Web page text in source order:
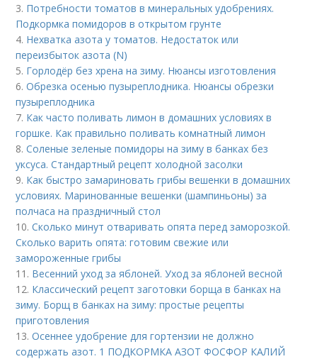
3. Потребности томатов в минеральных удобрениях.
Подкормка помидоров в открытом грунте
4. Нехватка азота у томатов. Недостаток или
переизбыток азота (N)
5. Горлодёр без хрена на зиму. Нюансы изготовления
6.Обрезка осенью пузыреплодника. Нюансы обрезки
пузыреплодника
7. Как часто поливать лимон в домашних условиях в
горшке. Как правильно поливать комнатный лимон
8.Соленые зеленые помидоры на зиму в банках без
уксуса. Стандартный рецепт холодной засолки
9. Как быстро замариновать грибы вешенки в домашних
условиях. Маринованные вешенки (шампиньоны) за
полчаса на праздничный стол
10.Сколько минут отваривать опята перед заморозкой.
Сколько варить опята: готовим свежие или
замороженные грибы
11. Весенний уход за яблоней. Уход за яблоней весной
12. Классический рецепт заготовки борща в банках на
зиму. Борщ в банках на зиму: простые рецепты
приготовления
13.Осеннее удобрение для гортензии не должно
содержать азот. 1 ПОДКОРМКА АЗОТ ФОСФОР КАЛИЙ